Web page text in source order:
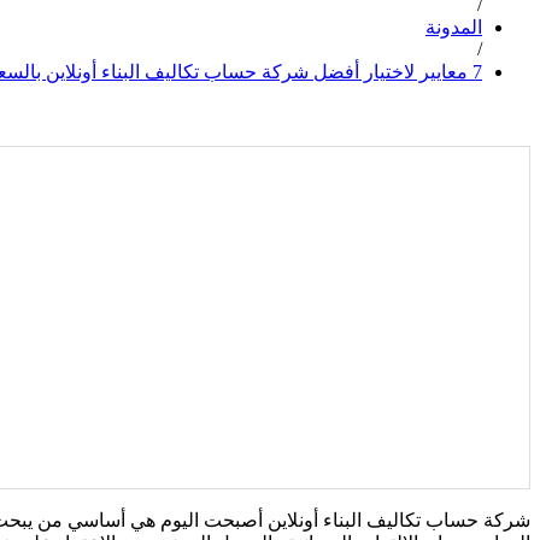
المدونة
/
7 معايير لاختيار أفضل شركة حساب تكاليف البناء أونلاين بالسعودية
شركة حساب تكاليف البناء أونلاين أصبحت اليوم هي أساسي من